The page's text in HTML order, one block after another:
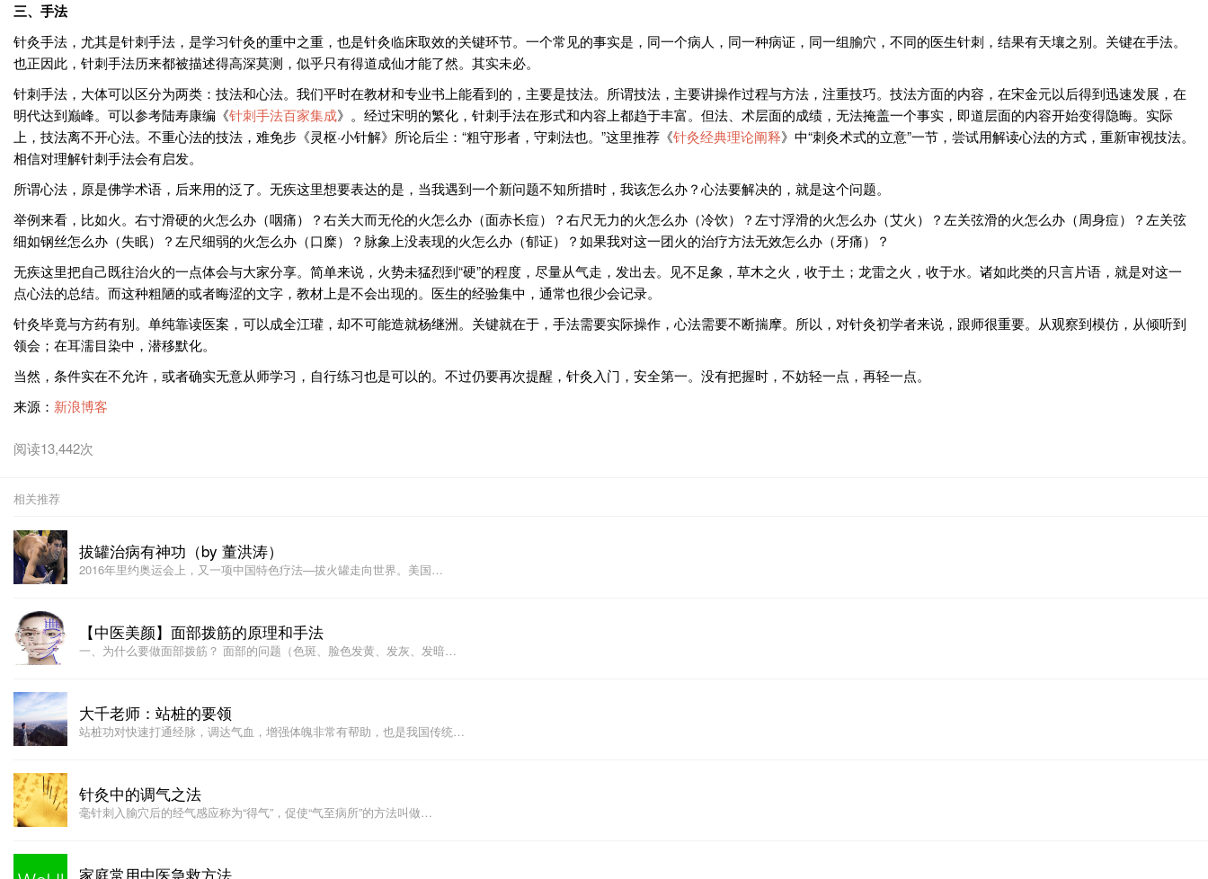
三、手法
针灸手法，尤其是针刺手法，是学习针灸的重中之重，也是针灸临床取效的关键环节。一个常见的事实是，同一个病人，同一种病证，同一组腧穴，不同的医生针刺，结果有天壤之别。关键在手法。
也正因此，针刺手法历来都被描述得高深莫测，似乎只有得道成仙才能了然。其实未必。
针刺手法，大体可以区分为两类：技法和心法。我们平时在教材和专业书上能看到的，主要是技法。所谓技法，主要讲操作过程与方法，注重技巧。技法方面的内容，在宋金元以后得到迅速发展，在
明代达到巅峰。可以参考陆寿康编《针刺手法百家集成》。经过宋明的繁化，针刺手法在形式和内容上都趋于丰富。但法、术层面的成绩，无法掩盖一个事实，即道层面的内容开始变得隐晦。实际
上，技法离不开心法。不重心法的技法，难免步《灵枢·小针解》所论后尘：“粗守形者，守刺法也。”这里推荐《针灸经典理论阐释》中“刺灸术式的立意”一节，尝试用解读心法的方式，重新审视技法。
相信对理解针刺手法会有启发。
所谓心法，原是佛学术语，后来用的泛了。无疾这里想要表达的是，当我遇到一个新问题不知所措时，我该怎么办？心法要解决的，就是这个问题。
举例来看，比如火。右寸滑硬的火怎么办（咽痛）？右关大而无伦的火怎么办（面赤长痘）？右尺无力的火怎么办（冷饮）？左寸浮滑的火怎么办（艾火）？左关弦滑的火怎么办（周身痘）？左关弦
细如钢丝怎么办（失眠）？左尺细弱的火怎么办（口糜）？脉象上没表现的火怎么办（郁证）？如果我对这一团火的治疗方法无效怎么办（牙痛）？
无疾这里把自己既往治火的一点体会与大家分享。简单来说，火势未猛烈到“硬”的程度，尽量从气走，发出去。见不足象，草木之火，收于土；龙雷之火，收于水。诸如此类的只言片语，就是对这一
点心法的总结。而这种粗陋的或者晦涩的文字，教材上是不会出现的。医生的经验集中，通常也很少会记录。
针灸毕竟与方药有别。单纯靠读医案，可以成全江瓘，却不可能造就杨继洲。关键就在于，手法需要实际操作，心法需要不断揣摩。所以，对针灸初学者来说，跟师很重要。从观察到模仿，从倾听到
领会；在耳濡目染中，潜移默化。
当然，条件实在不允许，或者确实无意从师学习，自行练习也是可以的。不过仍要再次提醒，针灸入门，安全第一。没有把握时，不妨轻一点，再轻一点。
来源： 新浪博客
阅读13,442次
相关推荐
拔罐治病有神功（by 董洪涛）
2016年里约奥运会上，又一项中国特色疗法—拔火罐走向世界。美国…
【中医美颜】面部拨筋的原理和手法
一、为什么要做面部拨筋？ 面部的问题（色斑、脸色发黄、发灰、发暗…
大千老师：站桩的要领
站桩功对快速打通经脉，调达气血，增强体魄非常有帮助，也是我国传统…
针灸中的调气之法
毫针刺入腧穴后的经气感应称为“得气”，促使“气至病所”的方法叫做…
家庭常用中医急救方法